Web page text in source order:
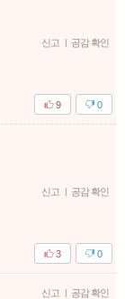
신고 | 공감 확인
0
9
신고 | 공감 확인
0
3
신고 | 공감 확인